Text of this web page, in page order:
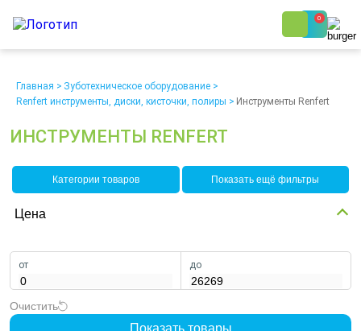
0
Ежедневно с 9:00 до 19:00
Доставка
Главная > Зуботехническое оборудование >
Renfert инструменты, диски, кисточки, полиры > Инструменты Renfert
ИНСТРУМЕНТЫ RENFERT
Категории товаров Показать ещё фильтры
Цена
от до
Очистить
Показать товары